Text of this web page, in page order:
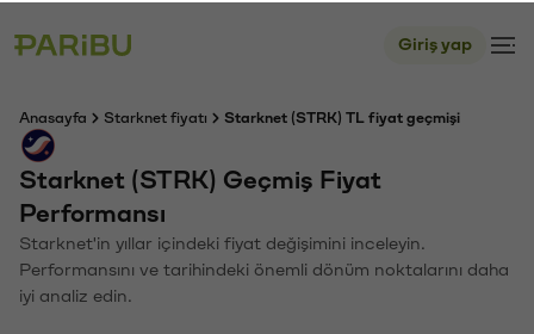
Giriş yap
Anasayfa Starknet fiyatı Starknet (STRK) TL fiyat geçmişi
Starknet (STRK) Geçmiş Fiyat
Performansı
Starknet'in yıllar içindeki fiyat değişimini inceleyin.
Performansını ve tarihindeki önemli dönüm noktalarını daha
iyi analiz edin.